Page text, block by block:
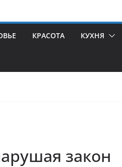
КРАСОТА КУХНЯ
закон